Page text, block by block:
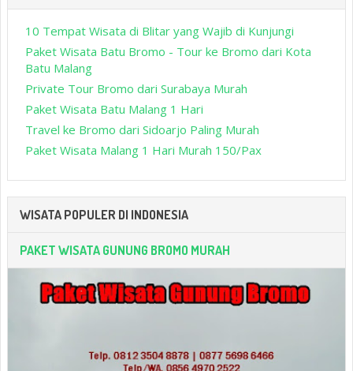
10 Tempat Wisata di Blitar yang Wajib di Kunjungi
Paket Wisata Batu Bromo - Tour ke Bromo dari Kota
Batu Malang
Private Tour Bromo dari Surabaya Murah
Paket Wisata Batu Malang 1 Hari
Travel ke Bromo dari Sidoarjo Paling Murah
Paket Wisata Malang 1 Hari Murah 150/Pax
WISATA POPULER DI INDONESIA
PAKET WISATA GUNUNG BROMO MURAH